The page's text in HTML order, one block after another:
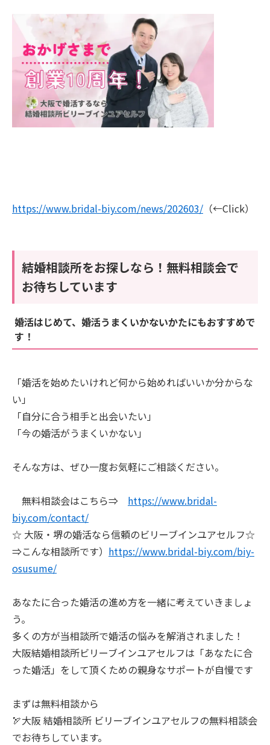
https://www.bridal-biy.com/news/202603/ （←Click）
結婚相談所をお探しなら！無料相談会で
お待ちしています
婚活はじめて、婚活うまくいかないかたにもおすすめで
す！
「婚活を始めたいけれど何から始めればいいか分からな
い」
「自分に合う相手と出会いたい」
「今の婚活がうまくいかない」
そんな方は、ぜひ一度お気軽にご相談ください。
無料相談会はこちら⇒ https://www.bridal-
biy.com/contact/
☆ 大阪・堺の婚活なら信頼のビリーブインユアセルフ☆
⇒こんな相談所です） https://www.bridal-biy.com/biy-
osusume/
あなたに合った婚活の進め方を一緒に考えていきましょ
う。
多くの方が当相談所で婚活の悩みを解消されました！
大阪結婚相談所ビリーブインユアセルフは「あなたに合
った婚活」をして頂くための親身なサポートが自慢です
まずは無料相談から
🏹大阪 結婚相談所 ビリーブインユアセルフの無料相談会
でお待ちしています。